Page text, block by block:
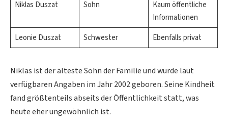
Niklas Duszat
Sohn
Kaum öffentliche
Informationen
Leonie Duszat
Schwester Ebenfalls privat
Niklas ist der älteste Sohn der Familie und wurde laut
verfügbaren Angaben im Jahr 2002 geboren. Seine Kindheit
fand größtenteils abseits der Öffentlichkeit statt, was
heute eher ungewöhnlich ist.